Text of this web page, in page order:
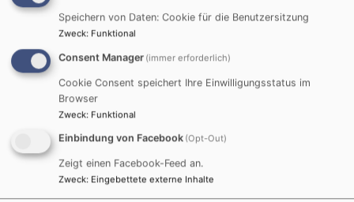
Weiterlesen
Open-Air-Gottesdienst
am Sportplatz „98 + 2“
Unter diesem Motto fand am Sonntag, dem
Speichern von Daten: Cookie für die Benutzersitzung
Zweck: Funktional
Consent Manager (immer erforderlich)
Cookie Consent speichert Ihre Einwilligungsstatus im
Browser
Zweck: Funktional
Einbindung von Facebook (Opt-Out)
Zeigt einen Facebook-Feed an.
Zweck: Eingebettete externe Inhalte